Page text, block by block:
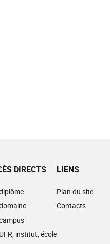
DIRECTS
institut, école
LIENS
Plan du site
Contacts